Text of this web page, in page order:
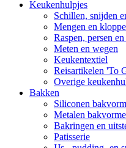
Keukenhulpjes
Schillen, snijden
Mengen en
Raspen, persen
Meten en wegen
Keukentextiel
Reisartikelen 'To
Overige
Bakken
Siliconen
Metalen
Bakringen en
Patisserie